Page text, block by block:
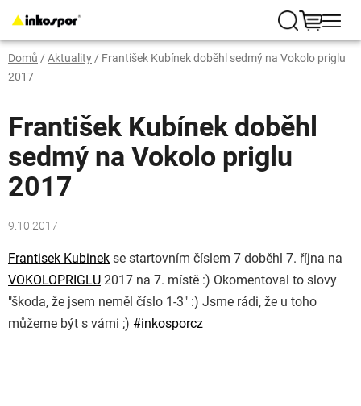
na
obsah
Hledat
KOŠÍK
Domů / Aktuality/ František Kubínek doběhl sedmý na Vokolo priglu
2017
František Kubínek doběhl
sedmý na Vokolo priglu
2017
9.10.2017
Frantisek Kubinek se startovním číslem 7 doběhl 7. října na
VOKOLOPRIGLU 2017 na 7. místě :) Okomentoval to slovy
"škoda, že jsem neměl číslo 1-3" :) Jsme rádi, že u toho
můžeme být s vámi ;) #inkosporcz